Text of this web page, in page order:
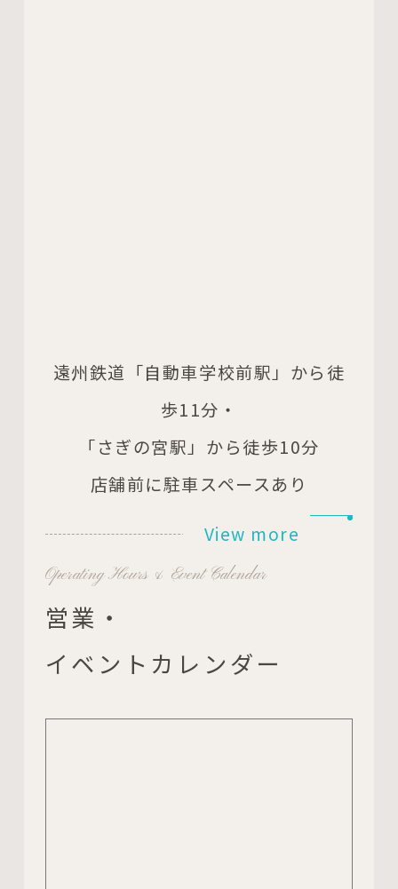
遠州鉄道「自動車学校前駅」から徒
歩11分・
「さぎの宮駅」から徒歩10分
店舗前に駐車スペースあり
View more
Operating Hours & Event Calendar
営業・
イベントカレンダー